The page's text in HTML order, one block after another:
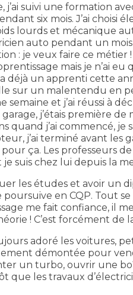
j’ai suivi une formation
six mois. J’ai choisi
lourds et mécanique
auto pendant un
: je veux faire ce métier !
mais je n’ai eu
déjà un apprenti cette
sur un malentendu en
semaine et j’ai réussi à
j’étais première de
quand j’ai commencé, je
j’ai terminé avant les
ça. Les professeurs de
suis chez lui depuis la
les études et avoir un
en CQP. Tout se
me fait confiance, il
! C’est forcément de
adoré les voitures,
démontée pour
un turbo, ouvrir une
que les travaux